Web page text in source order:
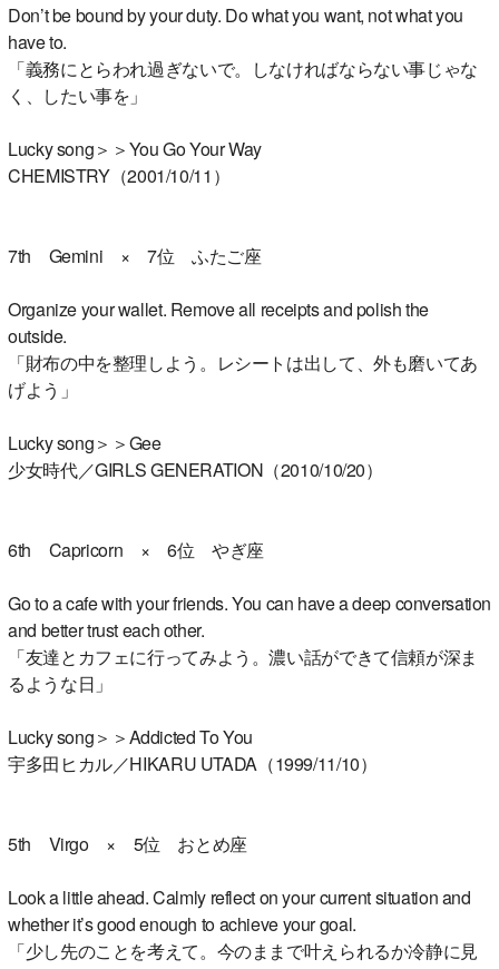
Don’t be bound by your duty. Do what you want, not what you
have to.
「義務にとらわれ過ぎないで。しなければならない事じゃな
く、したい事を」
Lucky song＞＞You Go Your Way
CHEMISTRY（2001/10/11）
7th Gemini × 7位 ふたご座
Organize your wallet. Remove all receipts and polish the
outside.
「財布の中を整理しよう。レシートは出して、外も磨いてあ
げよう」
Lucky song＞＞Gee
少女時代／GIRLS GENERATION（2010/10/20）
6th Capricorn × 6位 やぎ座
Go to a cafe with your friends. You can have a deep conversation
and better trust each other.
「友達とカフェに行ってみよう。濃い話ができて信頼が深ま
るような日」
Lucky song＞＞Addicted To You
宇多田ヒカル／HIKARU UTADA（1999/11/10）
5th Virgo × 5位 おとめ座
Look a little ahead. Calmly reflect on your current situation and
whether it’s good enough to achieve your goal.
「少し先のことを考えて。今のままで叶えられるか冷静に見